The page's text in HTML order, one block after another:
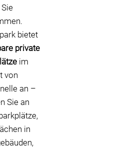
bietet
private
im
von
an –
Sie an
in